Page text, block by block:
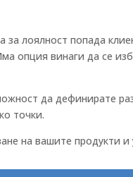
за лоялност попада
опция винаги да се
да дефинирате
точки.
на вашите продукти и